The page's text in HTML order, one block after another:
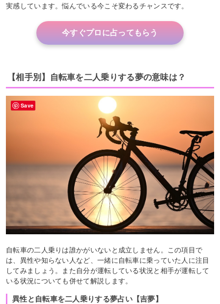
実感しています。悩んでいる今こそ変わるチャンスです。
今すぐプロに占ってもらう
【相手別】自転車を二人乗りする夢の意味は？
自転車の二人乗りは誰かがいないと成立しません。この項目で
は、異性や知らない人など、一緒に自転車に乗っていた人に注目
してみましょう。また自分が運転している状況と相手が運転して
いる状況についても併せて解説します。
異性と自転車を二人乗りする夢占い【吉夢】
Save